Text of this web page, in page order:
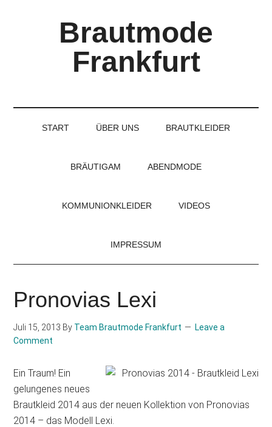
Brautmode
Frankfurt
START ÜBER UNS BRAUTKLEIDER
BRÄUTIGAM ABENDMODE
KOMMUNIONKLEIDER VIDEOS
IMPRESSUM
Pronovias Lexi
Juli 15, 2013 By Team Brautmode Frankfurt
Leave a
Comment
Ein Traum! Ein
gelungenes neues
Brautkleid 2014 aus der neuen Kollektion von Pronovias
2014 – das Modell Lexi.